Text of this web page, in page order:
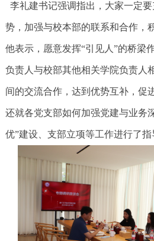
李礼建书记强调指出，大家一定
势，加强与校本部的联系和合作，
他表示，愿意发挥“引见人”的桥梁
负责人与校部其他相关学院负责人
间的交流合作，达到优势互补，促
还就各党支部如何加强党建与业务
优”建设、支部立项等工作进行了指